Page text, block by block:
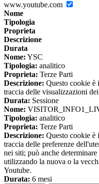
www.youtube.com
Nome
Tipologia
Proprieta
Descrizione
Durata
Nome: YSC
Tipologia: analitico
Proprieta: Terze Parti
Descrizione: Questo cookie è
traccia delle visualizzazioni
Durata: Sessione
Nome:
Tipologia: analitico
Proprieta: Terze Parti
Descrizione: Questo cookie è
traccia delle preferenze
nei siti; può anche
utilizzando la nuova o la
Youtube.
Durata: 6 mesi